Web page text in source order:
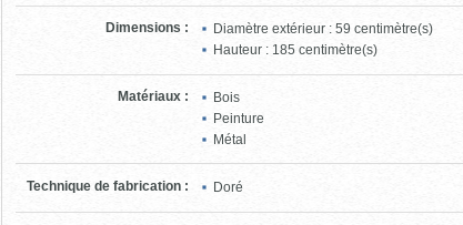
Dimensions :
Diamètre extérieur : 59 centimètre(s)
Hauteur : 185 centimètre(s)
Matériaux :
Bois
Peinture
Métal
Technique de fabrication : Doré